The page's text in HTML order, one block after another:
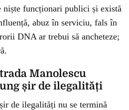
niște funcționari publici și există
abuz în serviciu, fals în
DNA ar trebui să ancheteze;
Manolescu
șir de ilegalități
de ilegalități nu se termină